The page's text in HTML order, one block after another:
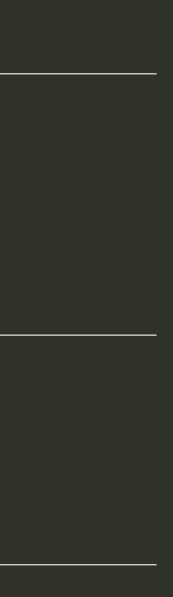
(Dynamisches
Dilatometer)
Vorteile des
Fluss
der